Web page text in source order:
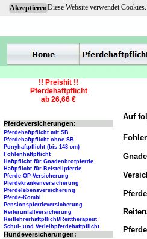
AkzeptierenDiese Website verwendet
Auf
!! Preishit !!
Pferdehaftpflicht
ab 26,66 €
Pferdeversicherungen:
Pferdehaftpflicht mit SB
Pferdehaftpflicht ohne SB
Ponyhaftpflicht (bis 148 cm)
Fohlenhaftpflicht
Haftpflicht für Gnadenbrotpferde
Haftpflicht für Beistellpferde
Pferde-OP-Versicherung
Pferdekrankenversicherung
Pferdelebensversicherung
Pferde-Kombi
Pensionspferdeversicherung
Reiterunfallversicherung
Reitlehrerhaftpflicht/Reittherapeut
Schul- und Verleihpferdehaftpflicht
Hundeversicherungen: